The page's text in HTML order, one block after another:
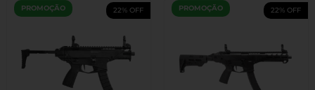
PROMOÇÃO 22% OFF PROMOÇÃO 22% OFF